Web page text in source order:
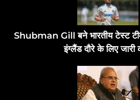
Shubman Gill बने भारतीय टेस्ट
इंग्लैंड दौरे के लिए जारी